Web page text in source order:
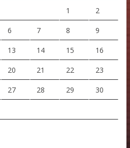
1 2
6 7 8 9
13 14 15 16
20 21 22 23
27 28 29 30